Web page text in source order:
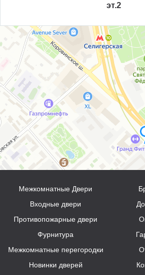
эт.2
Межкомнатные Двери
Входные двери
Противопожарные двери
Фурнитура
Межкомнатные перегородки
Новинки дверей